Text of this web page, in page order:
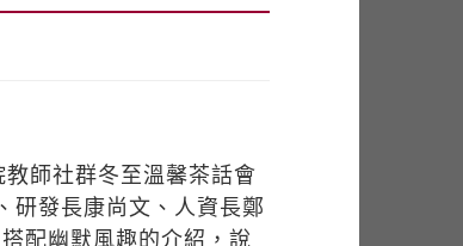
師社群冬至溫馨茶話會
研發長康尚文、人資長鄭
配幽默風趣的介紹，說